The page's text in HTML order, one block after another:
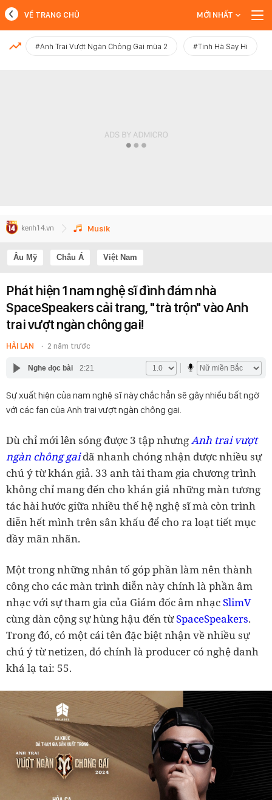
MỚI NHẤT
VỀ TRANG CHỦ MỚI NHẤT
#Anh Trai Vượt Ngàn Chông Gai mùa 2 #Tinh Hà Say Hi
Musik
Âu Mỹ Châu Á Việt Nam
Phát hiện 1 nam nghệ sĩ đình đám nhà
SpaceSpeakers cải trang, "trà trộn" vào Anh
trai vượt ngàn chông gai!
HẢI LAN 2 năm trước
Nghe đọc bài 2:21
Sự xuất hiện của nam nghệ sĩ này chắc hẳn sẽ gây nhiều bất ngờ
với các fan của Anh trai vượt ngàn chông gai.
Dù chỉ mới lên sóng được 3 tập nhưngAnh trai vượt
ngàn chông gai đã nhanh chóng nhận được nhiều sự
chú ý từ khán giả. 33 anh tài tham gia chương trình
không chỉ mang đến cho khán giả những màn tương
tác hài hước giữa nhiều thế hệ nghệ sĩ mà còn trình
diễn hết mình trên sân khấu để cho ra loạt tiết mục
đầy mãn nhãn.
Một trong những nhân tố góp phần làm nên thành
công cho các màn trình diễn này chính là phần âm
nhạc với sự tham gia của Giám đốc âm nhạcSlimV
cùng dàn cộng sự hùng hậu đến từSpaceSpeakers.
Trong đó, có một cái tên đặc biệt nhận về nhiều sự
chú ý từ netizen, đó chính là producer có nghệ danh
khá lạ tai: 55.